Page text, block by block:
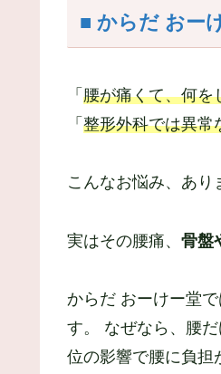
■ からだ おー
「 腰が痛くて、何
「 整形外科では異
こんなお悩み、あり
実はその腰痛、 骨盤
からだ おーけー堂
す。 なぜなら、腰
位の影響で腰に負担